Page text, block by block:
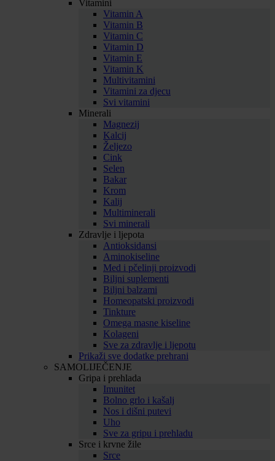
Vitamini
Vitamin A
Vitamin B
Vitamin C
Vitamin D
Vitamin E
Vitamin K
Multivitamini
Vitamini za djecu
Svi vitamini
Minerali
Magnezij
Kalcij
Željezo
Cink
Selen
Bakar
Krom
Kalij
Multiminerali
Svi minerali
Zdravlje i ljepota
Antioksidansi
Aminokiseline
Med i pčelinji proizvodi
Biljni suplementi
Biljni balzami
Homeopatski proizvodi
Tinkture
Omega masne kiseline
Kolageni
Sve za zdravlje i ljepotu
Prikaži sve dodatke prehrani
SAMOLIJEČENJE
Gripa i prehlada
Imunitet
Bolno grlo i kašalj
Nos i dišni putevi
Uho
Sve za gripu i prehladu
Srce i krvne žile
Srce